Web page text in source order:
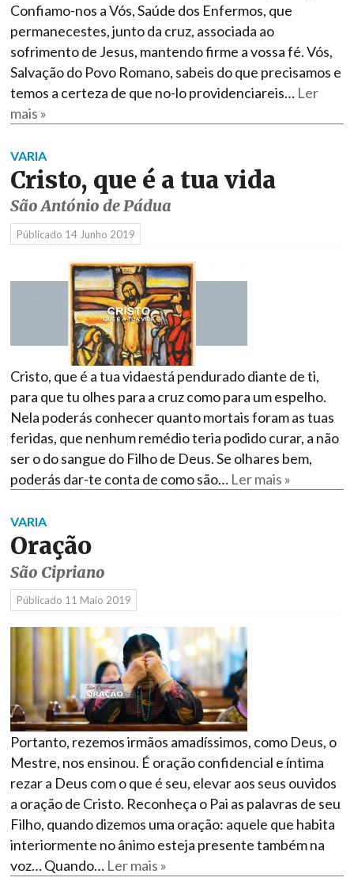
Confiamo-nos a Vós, Saúde dos Enfermos, que
permanecestes, junto da cruz, associada ao
sofrimento de Jesus, mantendo firme a vossa fé. Vós,
Salvação do Povo Romano, sabeis do que precisamos e
temos a certeza de que no-lo providenciareis… Ler
mais »
VARIA
Cristo, que é a tua vida
São António de Pádua
Públicado 14 Junho 2019
Cristo, que é a tua vidaestá pendurado diante de ti,
para que tu olhes para a cruz como para um espelho.
Nela poderás conhecer quanto mortais foram as tuas
feridas, que nenhum remédio teria podido curar, a não
ser o do sangue do Filho de Deus. Se olhares bem,
poderás dar-te conta de como são… Ler mais »
VARIA
Oração
São Cipriano
Públicado 11 Maio 2019
Portanto, rezemos irmãos amadíssimos, como Deus, o
Mestre, nos ensinou. É oração confidencial e íntima
rezar a Deus com o que é seu, elevar aos seus ouvidos
a oração de Cristo. Reconheça o Pai as palavras de seu
Filho, quando dizemos uma oração: aquele que habita
interiormente no ânimo esteja presente também na
voz… Quando… Ler mais »